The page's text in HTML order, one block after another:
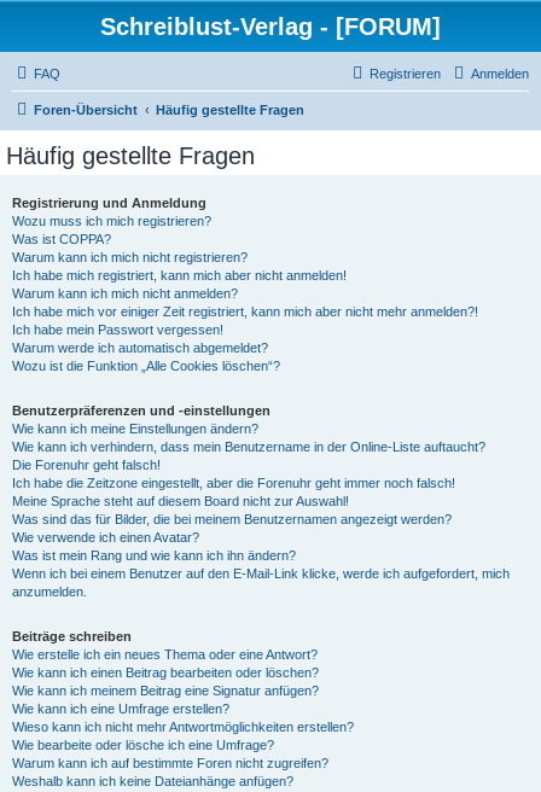
Schreiblust-Verlag - [FORUM]
FAQ Anmelden
Registrieren
Foren-Übersicht Häufig gestellte Fragen
Häufig gestellte Fragen
Registrierung und Anmeldung
Wozu muss ich mich registrieren?
Was ist COPPA?
Warum kann ich mich nicht registrieren?
Ich habe mich registriert, kann mich aber nicht anmelden!
Warum kann ich mich nicht anmelden?
Ich habe mich vor einiger Zeit registriert, kann mich aber nicht mehr anmelden?!
Ich habe mein Passwort vergessen!
Warum werde ich automatisch abgemeldet?
Wozu ist die Funktion „Alle Cookies löschen“?
Benutzerpräferenzen und -einstellungen
Wie kann ich meine Einstellungen ändern?
Wie kann ich verhindern, dass mein Benutzername in der Online-Liste auftaucht?
Die Forenuhr geht falsch!
Ich habe die Zeitzone eingestellt, aber die Forenuhr geht immer noch falsch!
Meine Sprache steht auf diesem Board nicht zur Auswahl!
Was sind das für Bilder, die bei meinem Benutzernamen angezeigt werden?
Wie verwende ich einen Avatar?
Was ist mein Rang und wie kann ich ihn ändern?
Wenn ich bei einem Benutzer auf den E-Mail-Link klicke, werde ich aufgefordert, mich
anzumelden.
Beiträge schreiben
Wie erstelle ich ein neues Thema oder eine Antwort?
Wie kann ich einen Beitrag bearbeiten oder löschen?
Wie kann ich meinem Beitrag eine Signatur anfügen?
Wie kann ich eine Umfrage erstellen?
Wieso kann ich nicht mehr Antwortmöglichkeiten erstellen?
Wie bearbeite oder lösche ich eine Umfrage?
Warum kann ich auf bestimmte Foren nicht zugreifen?
Weshalb kann ich keine Dateianhänge anfügen?